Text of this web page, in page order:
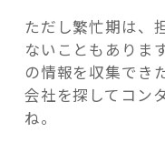
ただし繁忙期は、
ないこともありま
の情報を収集でき
会社を探してコン
ね。